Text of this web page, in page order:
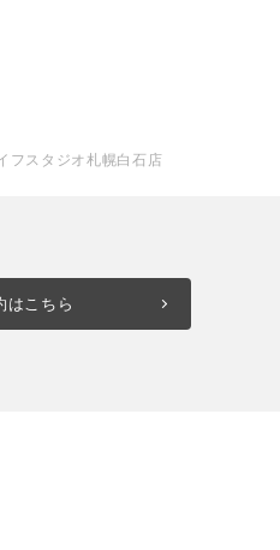
フスタジオ札幌白石店
はこちら